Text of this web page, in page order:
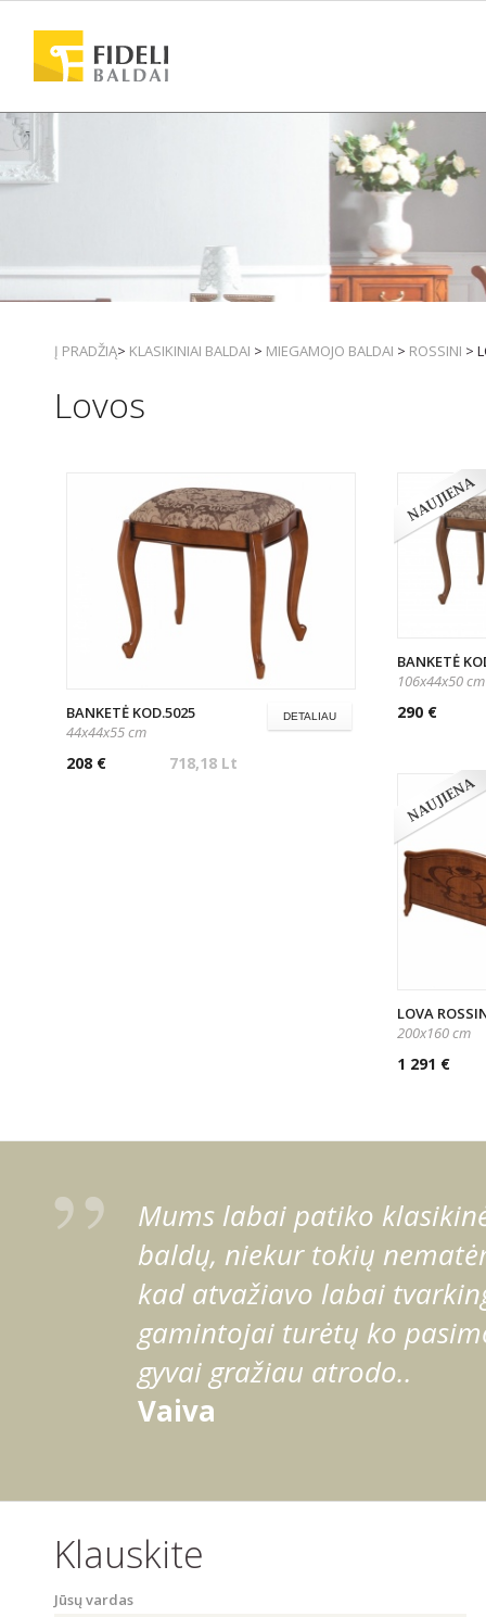
Į PRADŽIĄ> KLASIKINIAI BALDAI > MIEGAMOJO BALDAI > ROSSINI >
Lovos
DETALIAU
BANKETĖ KOD.5025
44x44x55 cm
208 € 718,18 Lt
BANKETĖ
106x44x50 cm
290 €
LOVA
200x160 cm
1 291 €
Mums labai patiko
baldų, niekur tokių
kad atvažiavo labai
gamintojai turėtų ko
gyvai gražiau atrodo..
Vaiva
Klauskite
Jūsų vardas